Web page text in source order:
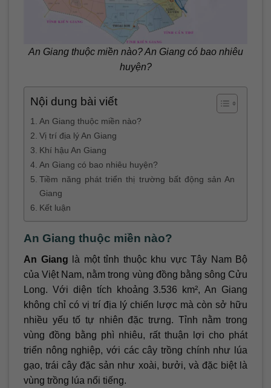
An Giang thuộc miền nào? An Giang có bao nhiêu
huyện?
Nội dung bài viết
An Giang thuộc miền nào?
Vị trí địa lý An Giang
Khí hậu An Giang
An Giang có bao nhiêu huyện?
Tiềm năng phát triển thị trường bất động sản An
Giang
Kết luận
An Giang thuộc miền nào?
An Giang là một tỉnh thuộc khu vực Tây Nam Bộ
của Việt Nam, nằm trong vùng đồng bằng sông Cửu
Long. Với diện tích khoảng 3.536 km², An Giang
không chỉ có vị trí địa lý chiến lược mà còn sở hữu
nhiều yếu tố tự nhiên đặc trưng. Tỉnh nằm trong
vùng đồng bằng phì nhiêu, rất thuận lợi cho phát
triển nông nghiệp, với các cây trồng chính như lúa
gạo, trái cây đặc sản như xoài, bưởi, và đặc biệt là
vùng trồng lúa nổi tiếng.